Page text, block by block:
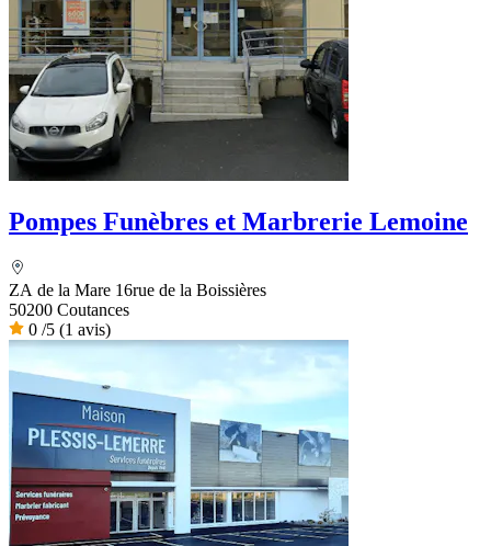
Pompes Funèbres et Marbrerie Lemoine
ZA de la Mare 16rue de la Boissières
50200 Coutances
0 /5 (1 avis)